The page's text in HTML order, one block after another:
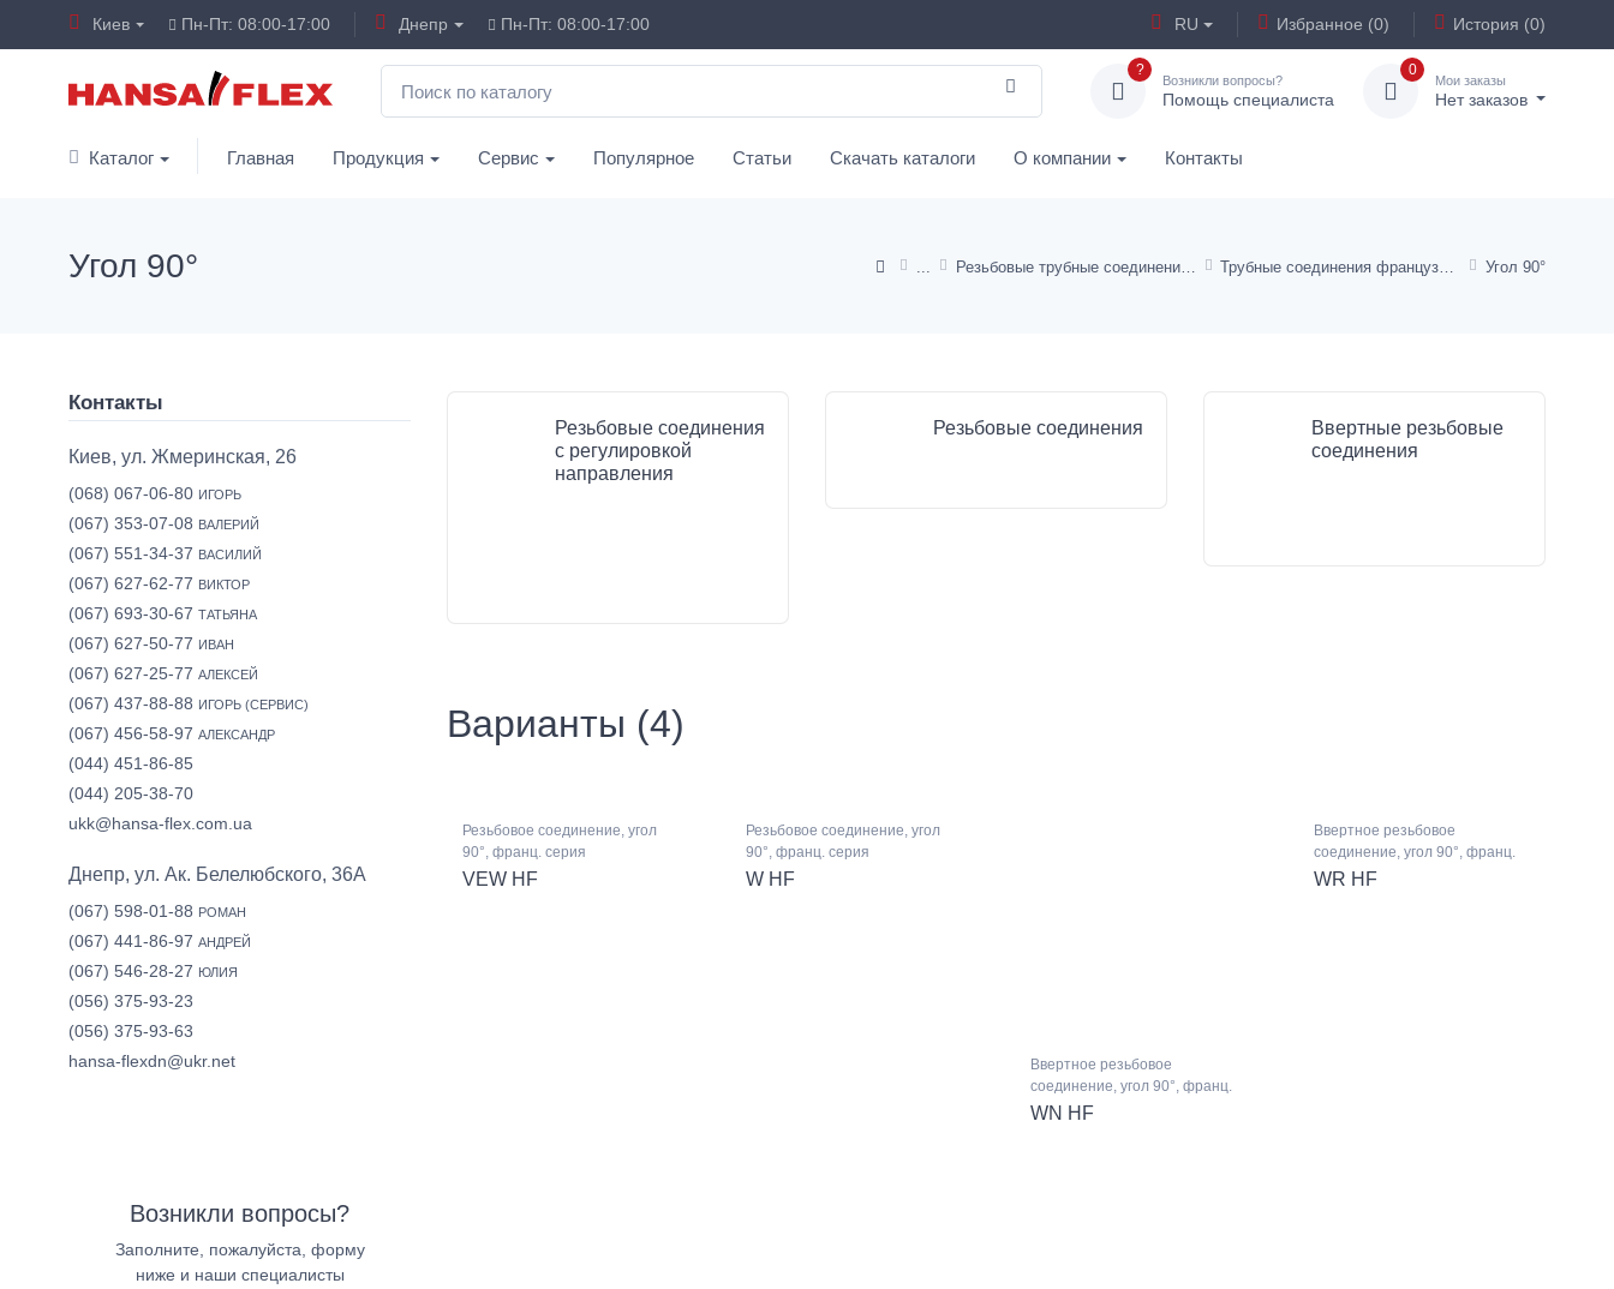
Киев Пн-Пт: 08:00-17:00 Днепр Пн-Пт: 08:00-17:00 RU Избранное (0) История (0)
?
Возникли вопросы?
Помощь специалиста
0
Мои заказы
Нет заказов
Каталог Главная Продукция Сервис Популярное Статьи Скачать каталоги О компании Контакты
Резьбовые трубные соединения ISO 8434-1 Трубные соединения французской серии Угол 90°
Угол 90°
Резьбовые соединения
с регулировкой
направления
Резьбовые соединения
Ввертные резьбовые
соединения
Варианты (4)
Резьбовое соединение, угол
90°, франц. серия
VEW HF
Резьбовое соединение, угол
90°, франц. серия
W HF
Ввертное резьбовое
соединение, угол 90°, франц.
WN HF
Ввертное резьбовое
соединение, угол 90°, франц.
WR HF
Контакты
Киев, ул. Жмеринская, 26
(068) 067-06-80 ИГОРЬ
(067) 353-07-08 ВАЛЕРИЙ
(067) 551-34-37 ВАСИЛИЙ
(067) 627-62-77 ВИКТОР
(067) 693-30-67 ТАТЬЯНА
(067) 627-50-77 ИВАН
(067) 627-25-77 АЛЕКСЕЙ
(067) 437-88-88 ИГОРЬ (СЕРВИС)
(067) 456-58-97 АЛЕКСАНДР
(044) 451-86-85
(044) 205-38-70
ukk@hansa-flex.com.ua
Днепр, ул. Ак. Белелюбского, 36А
(067) 598-01-88 РОМАН
(067) 441-86-97 АНДРЕЙ
(067) 546-28-27 ЮЛИЯ
(056) 375-93-23
(056) 375-93-63
hansa-flexdn@ukr.net
Возникли вопросы?
Заполните, пожалуйста, форму
ниже и наши специалисты